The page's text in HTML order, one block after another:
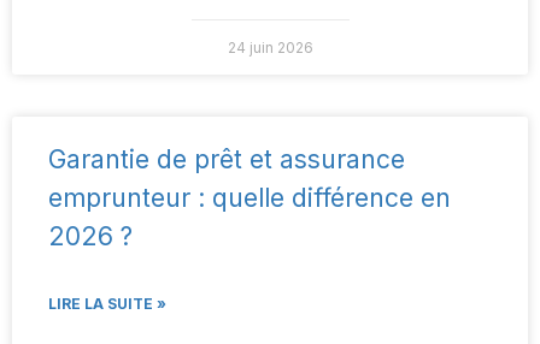
24 juin 2026
Garantie de prêt et assurance
emprunteur : quelle différence en
2026 ?
LIRE LA SUITE »